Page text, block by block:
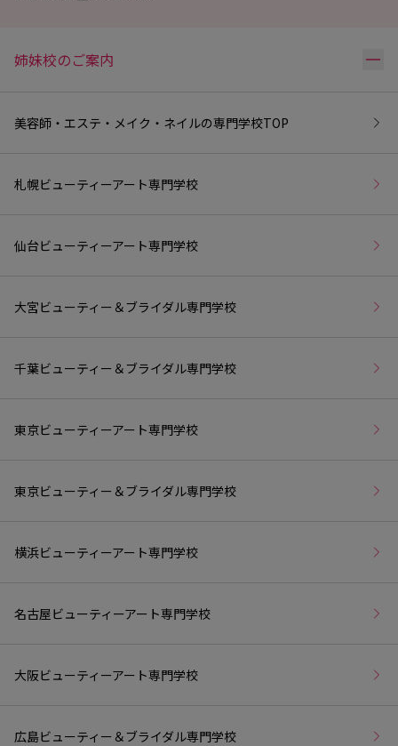
姉妹校のご案内 リ
美容師・エステ・メイク・ネイルの専門学校TOP
札幌ビューティーアート専門学校
仙台ビューティーアート専門学校
大宮ビューティー＆ブライダル専門学校
千葉ビューティー＆ブライダル専門学校
東京ビューティーアート専門学校
東京ビューティー＆ブライダル専門学校
横浜ビューティーアート専門学校
名古屋ビューティーアート専門学校
大阪ビューティーアート専門学校
広島ビューティー＆ブライダル専門学校